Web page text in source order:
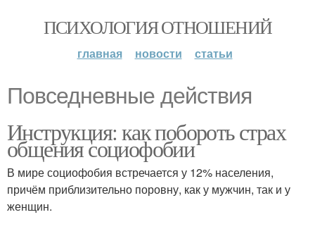
ПСИХОЛОГИЯ ОТНОШЕНИЙ
главная новости статьи
Повседневные действия
Инструкция: как побороть страх
общения социофобии
В мире социофобия встречается у 12% населения,
причём приблизительно поровну, как у мужчин, так и у
женщин.